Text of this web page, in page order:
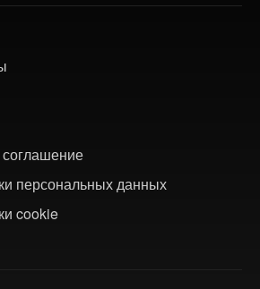
соглашение
персональных данных
cookie